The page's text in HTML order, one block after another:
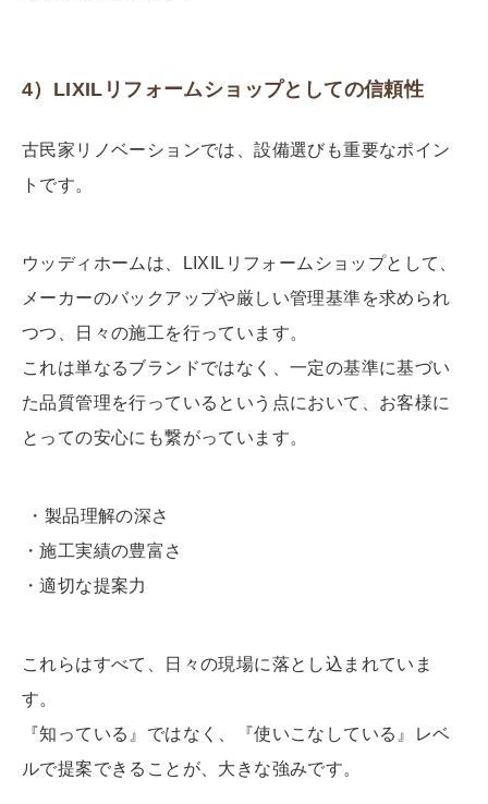
4）LIXILリフォームショップとしての信頼性
古民家リノベーションでは、設備選びも重要なポイン
トです。
ウッディホームは、LIXILリフォームショップとして、
メーカーのバックアップや厳しい管理基準を求められ
つつ、日々の施工を行っています。
これは単なるブランドではなく、一定の基準に基づい
た品質管理を行っているという点において、お客様に
とっての安心にも繋がっています。
・製品理解の深さ
・施工実績の豊富さ
・適切な提案力
これらはすべて、日々の現場に落とし込まれていま
す。
『知っている』ではなく、『使いこなしている』レベ
ルで提案できることが、大きな強みです。